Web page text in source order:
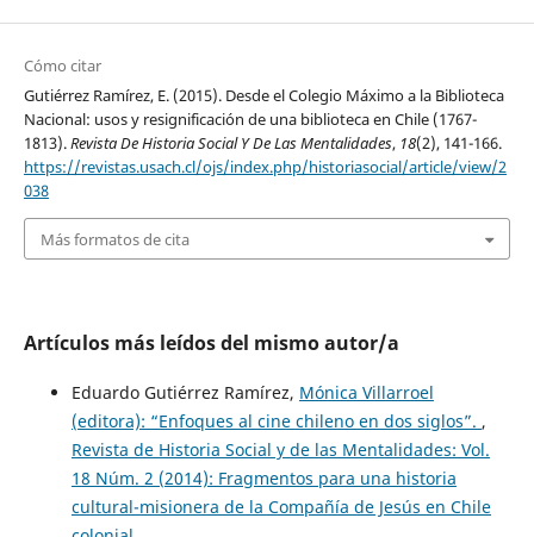
Cómo citar
Gutiérrez Ramírez, E. (2015). Desde el Colegio Máximo a la Biblioteca
Nacional: usos y resignificación de una biblioteca en Chile (1767-
1813).Revista De Historia Social Y De Las Mentalidades, 18(2), 141-166.
https://revistas.usach.cl/ojs/index.php/historiasocial/article/view/2
038
Más formatos de cita
Artículos más leídos del mismo autor/a
Eduardo Gutiérrez Ramírez, Mónica Villarroel
(editora): “Enfoques al cine chileno en dos siglos”. ,
Revista de Historia Social y de las Mentalidades: Vol.
18 Núm. 2 (2014): Fragmentos para una historia
cultural-misionera de la Compañía de Jesús en Chile